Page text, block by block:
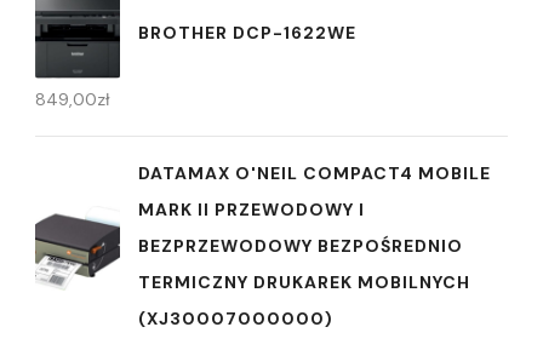
BROTHER DCP-1622WE
849,00zł
DATAMAX O'NEIL COMPACT4 MOBILE
MARK II PRZEWODOWY I
BEZPRZEWODOWY BEZPOŚREDNIO
TERMICZNY DRUKAREK MOBILNYCH
(XJ30007000000)